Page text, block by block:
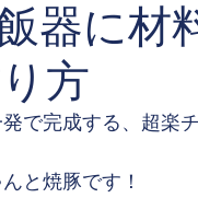
器に材
方
で完成する、超楽
と焼豚です！